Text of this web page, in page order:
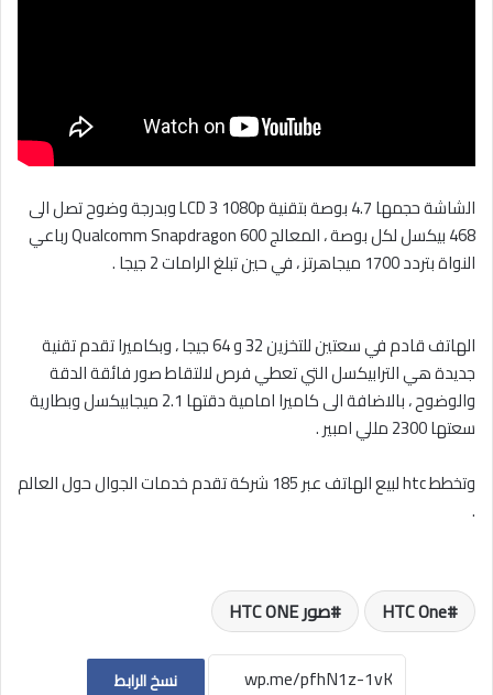
الشاشة حجمها 4.7 بوصة بتقنية LCD 3 1080p وبدرجة وضوح تصل الى
468 بيكسل لكل بوصة ، المعالج Qualcomm Snapdragon 600 رباعي
النواة بتردد 1700 ميجاهرتز ، في حين تبلغ الرامات 2 جيجا .
الهاتف قادم في سعتين للتخزين 32 و 64 جيجا ، وبكاميرا تقدم تقنية
جديدة هي الترابيكسل التي تعطي فرص لالتقاط صور فائقة الدقة
والوضوح ، بالاضافة الى كاميرا امامية دقتها 2.1 ميجابيكسل وبطارية
سعتها 2300 مللي امبير .
وتخطط htc لبيع الهاتف عبر 185 شركة تقدم خدمات الجوال حول العالم
.
HTC One صور HTC ONE
نسخ الرابط